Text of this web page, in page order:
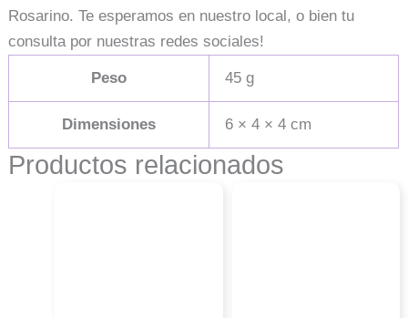
Rosarino. Te esperamos en nuestro local, o bien tu
consulta por nuestras redes sociales!
Peso 45 g
Dimensiones 6 × 4 × 4 cm
Productos relacionados